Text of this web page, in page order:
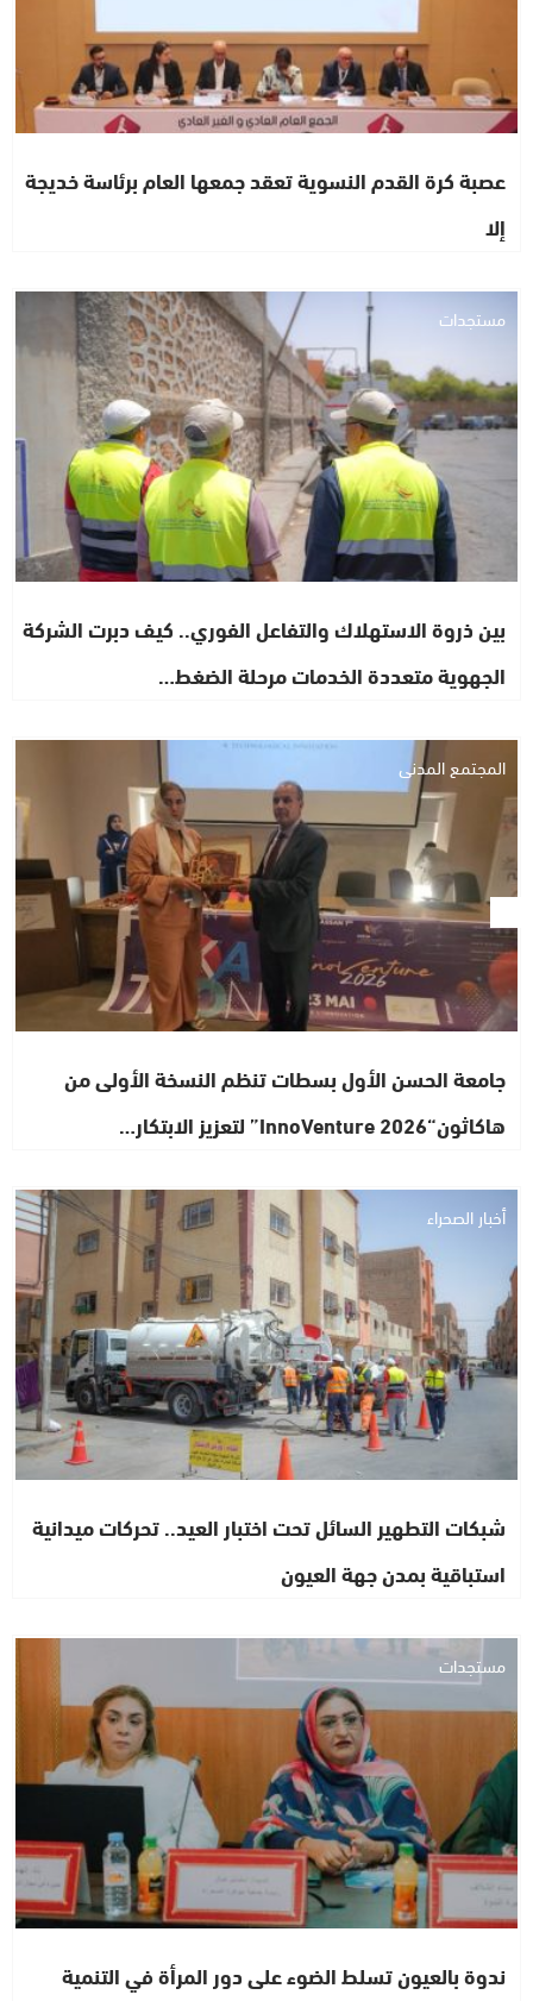
عصبة كرة القدم النسوية تعقد جمعها العام برئاسة خديجة
إلا
مستجدات
بين ذروة الاستهلاك والتفاعل الفوري.. كيف دبرت الشركة
الجهوية متعددة الخدمات مرحلة الضغط…
المجتمع المدني
جامعة الحسن الأول بسطات تنظم النسخة الأولى من
هاكاثون“InnoVenture 2026” لتعزيز الابتكار…
أخبار الصحراء
شبكات التطهير السائل تحت اختبار العيد.. تحركات ميدانية
استباقية بمدن جهة العيون
مستجدات
ندوة بالعيون تسلط الضوء على دور المرأة في التنمية